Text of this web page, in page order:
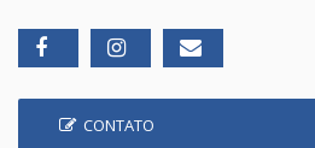
CONTATO